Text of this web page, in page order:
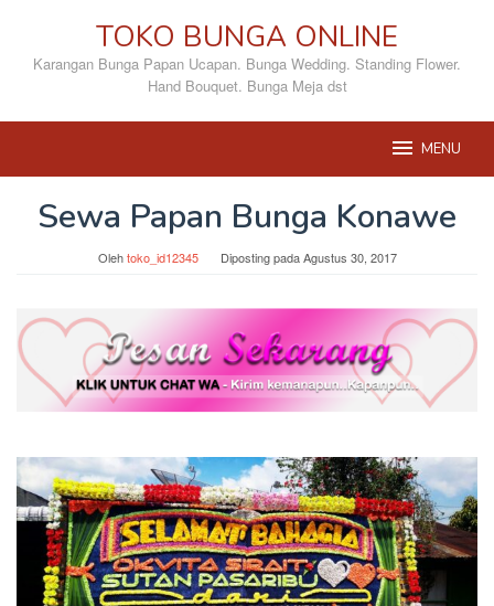
konten
TOKO BUNGA ONLINE
Karangan Bunga Papan Ucapan. Bunga Wedding. Standing Flower.
Hand Bouquet. Bunga Meja dst
MENU
Sewa Papan Bunga Konawe
Olehtoko_id12345 Diposting padaAgustus 30, 2017